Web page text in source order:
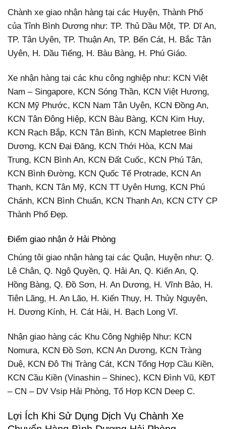
Chành xe giao nhận hàng tại các Huyện, Thành Phố
của Tỉnh Bình Dương như: TP. Thủ Dầu Một, TP. Dĩ An,
TP. Tân Uyên, TP. Thuận An, TP. Bến Cát, H. Bắc Tân
Uyên, H. Dầu Tiếng, H. Bàu Bàng, H. Phú Giáo.
Xe nhận hàng tại các khu công nghiệp như: KCN Việt
Nam – Singapore, KCN Sóng Thần, KCN Việt Hương,
KCN Mỹ Phước, KCN Nam Tân Uyên, KCN Đồng An,
KCN Tân Đông Hiệp, KCN Bàu Bàng, KCN Kim Huy,
KCN Rạch Bắp, KCN Tân Bình, KCN Mapletree Bình
Dương, KCN Đại Đăng, KCN Thới Hòa, KCN Mai
Trung, KCN Bình An, KCN Đất Cuốc, KCN Phú Tân,
KCN Bình Đường, KCN Quốc Tế Protrade, KCN An
Thạnh, KCN Tân Mỹ, KCN TT Uyên Hưng, KCN Phú
Chánh, KCN Bình Chuẩn, KCN Thanh An, KCN CTY CP
Thành Phố Đẹp.
Điểm giao nhận ở Hải Phòng
Chúng tôi giao nhận hàng tại các Quận, Huyện như: Q.
Lê Chân, Q. Ngô Quyền, Q. Hải An, Q. Kiến An, Q.
Hồng Bàng, Q. Đồ Sơn, H. An Dương, H. Vĩnh Bảo, H.
Tiên Lãng, H. An Lão, H. Kiến Thụy, H. Thủy Nguyên,
H. Dương Kính, H. Cát Hải, H. Bạch Long Vĩ.
Nhận giao hàng các Khu Công Nghiệp Như: KCN
Nomura, KCN Đồ Sơn, KCN An Dương, KCN Tràng
Duệ, KCN Đô Thị Tràng Cát, KCN Tổng Hợp Cầu Kiền,
KCN Cầu Kiền (Vinashin – Shinec), KCN Đình Vũ, KĐT
– CN – DV Vsip Hải Phòng, Tổ Hợp KCN Deep C.
Lợi Ích Khi Sử Dụng Dịch Vụ Chành Xe